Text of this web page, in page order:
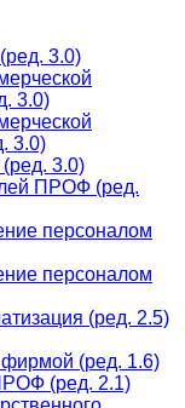
3.0)
3.0)
3.0)
3.0)
ПРОФ (ред.
персоналом
персоналом
(ред. 2.5)
(ред. 1.6)
(ред. 2.1)